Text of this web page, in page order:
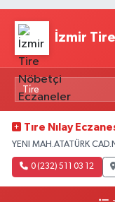
İzmir
Tıre Nılay
YENI MAH.ATATÜRK
0 (232) 511 03 12